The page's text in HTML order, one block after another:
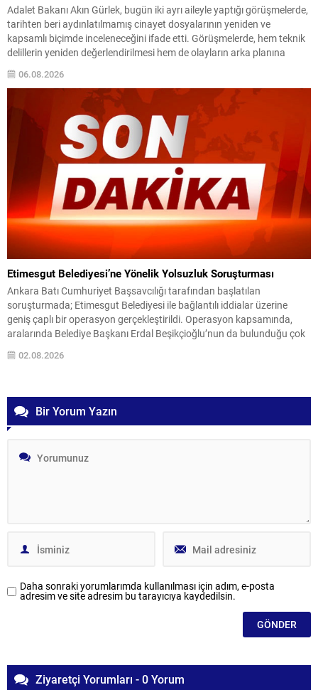
Adalet Bakanı Akın Gürlek, bugün iki ayrı aileyle yaptığı görüşmelerde,
tarihten beri aydınlatılmamış cinayet dosyalarının yeniden ve
kapsamlı biçimde inceleneceğini ifade etti. Görüşmelerde, hem teknik
delillerin yeniden değerlendirilmesi hem de olayların arka planına
vurgulandı. Görüşmelerin ilkinde eski Özel Harekat Daire Başkanı
Behçet Oktay’ın...
06.08.2026
Etimesgut Belediyesi’ne Yönelik Yolsuzluk Soruşturması
Ankara Batı Cumhuriyet Başsavcılığı tarafından başlatılan
soruşturmada; Etimesgut Belediyesi ile bağlantılı iddialar üzerine
geniş çaplı bir operasyon gerçekleştirildi. Operasyon kapsamında,
aralarında Belediye Başkanı Erdal Beşikçioğlu’nun da bulunduğu çok
sayıda kişi gözaltına alındı. Toplam 55 şüphelinin emniyetteki işlemleri
tamamlandıktan sonra, adliyeye sevk edildikleri bildirildi. Soruşturma
02.08.2026
Bir Yorum Yazın
Daha sonraki yorumlarımda kullanılması için adım, e-posta
adresim ve site adresim bu tarayıcıya kaydedilsin.
Ziyaretçi Yorumları - 0 Yorum